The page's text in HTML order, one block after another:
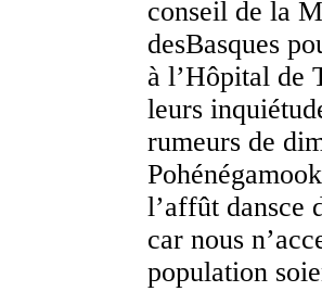
conseil de la
desBasques
à l’Hôpital de
leurs
rumeurs de
l’affût dansce
car nous
population